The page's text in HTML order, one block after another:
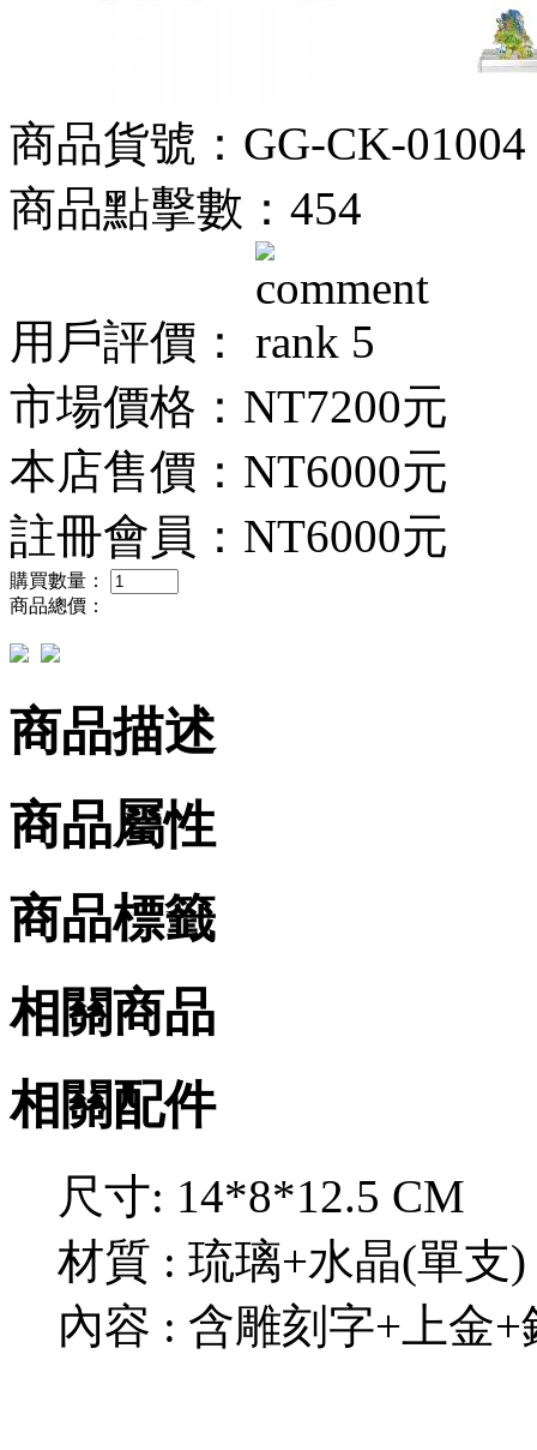
商品貨號：GG-CK-01004
商品點擊數：454
用戶評價：
市場價格： NT7200元
本店售價： NT6000元
註冊會員： NT6000元
購買數量：
商品總價：
商品描述
商品屬性
商品標籤
相關商品
相關配件
尺寸: 14*8*12.5 CM
材質 : 琉璃+水晶(單支)
內容 : 含雕刻字+上金